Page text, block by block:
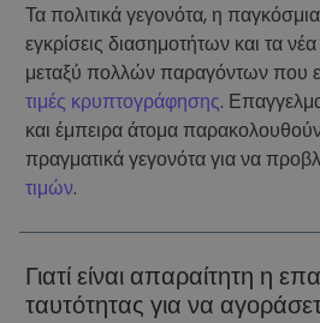
Τα πολιτικά γεγονότα, η
εγκρίσεις διασημοτήτων και τα
μεταξύ πολλών παραγόντων που
τιμές κρυπτογράφησης.
και έμπειρα άτομα
πραγματικά γεγονότα για να
τιμών.
Γιατί είναι απαραίτητη η
ταυτότητας για να